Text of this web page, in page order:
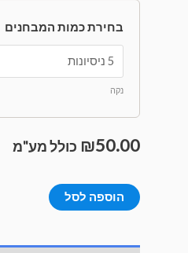
בחירת כמות המבחנים
₪50.00 כולל מע"מ
הוספה לסל